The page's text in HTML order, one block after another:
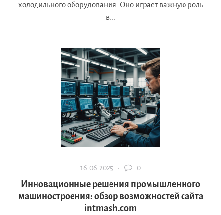
холодильного оборудования. Оно играет важную роль
в...
16.06.2025 · 0
Инновационные решения промышленного
машиностроения: обзор возможностей сайта
intmash.com